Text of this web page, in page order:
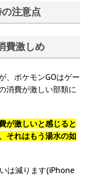
注意点
費激しめ
、ポケモンGOはゲー
消費が激しい部類に
が激しいと感じると
それはもう湯水の如
は減ります(iPhone